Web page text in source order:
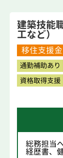
建築技能
工など）
移住支援
通勤補助あり
資格取得支援
総務担当
経歴書、